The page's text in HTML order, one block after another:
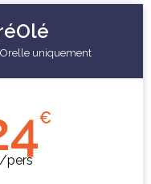
uniquement
€
/pers